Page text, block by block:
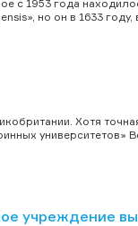
с 1953 года
но он в 1633
Хотя
университетов»
учреждение